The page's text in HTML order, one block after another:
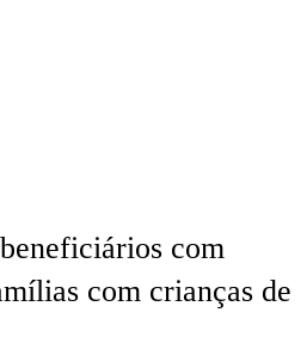
com
com crianças de